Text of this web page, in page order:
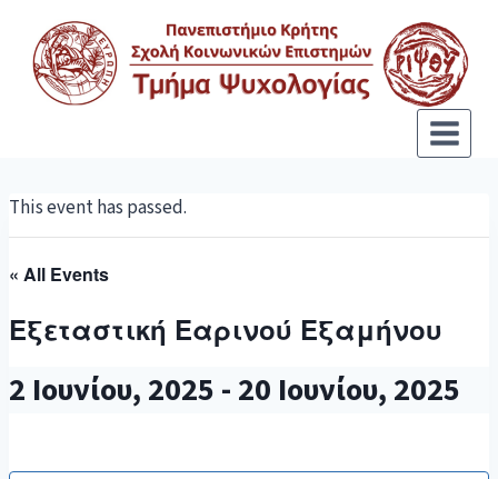
This event has passed.
« All Events
Εξεταστική Εαρινού Εξαμήνου
2 Ιουνίου, 2025 - 20 Ιουνίου, 2025